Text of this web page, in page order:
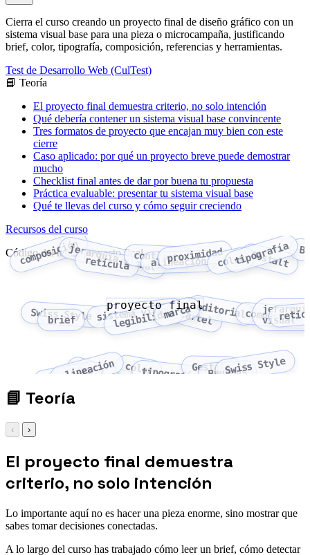
Cierra el curso creando un proyecto final de diseño gráfico con un
sistema visual base para una pieza o microcampaña, justificando
brief, color, tipografía, composición, referencias y herramientas.
Test de Desarrollo Web (CulTest)
📘 Teoría
El proyecto final demuestra criterio, no solo intención
Qué debería contener un sistema visual base convincente
Tres formatos de proyecto que encajan muy bien con este
cierre
Caso aplicado: por qué un proyecto breve puede demostrar
mucho
Checklist final antes de dar por buena tu propuesta
Práctica evaluable: presentar tu sistema visual base
Qué te llevas del curso y cómo seguir creciendo
Recursos del curso
Código del tema: proyecto final
composiciónjerarquía visual
retícula contraste
alineación
proximidadcolortipografía
Gestalt
Swiss Style
brief sistema visual
legibilidadmarcacarteleditorialcomposición
visual
contraste
alineación
proximidadcolortipografíaGestalt
Bauhaus
Swiss Style
proyecto final
📘 Teoría
‹ ›
El proyecto final demuestra
criterio, no solo intención
Lo importante aquí no es hacer una pieza enorme, sino mostrar que
sabes tomar decisiones conectadas.
A lo largo del curso has trabajado cómo leer un brief, cómo detectar